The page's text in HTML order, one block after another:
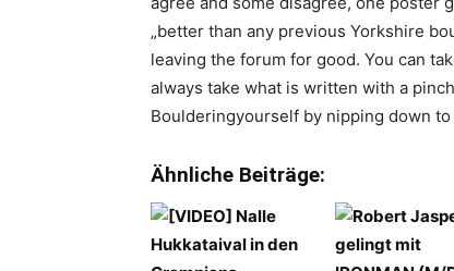
„better than any previous Yorkshire
leaving the forum for good. You can
always take what is written with a
Boulderingyourself by nipping down
Ähnliche Beiträge: